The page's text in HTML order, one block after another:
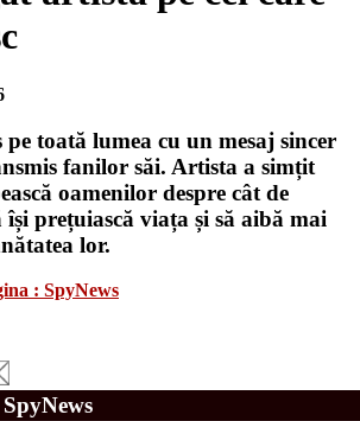
toată lumea cu un mesaj sincer
fanilor săi. Artista a simțit
oamenilor despre cât de
își prețuiască viața și să aibă mai
lor.
: SpyNews